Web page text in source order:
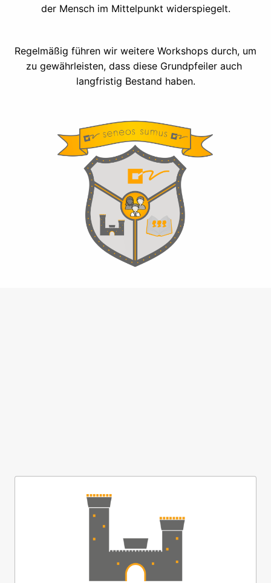
der Mensch im Mittelpunkt widerspiegelt.
Regelmäßig führen wir weitere Workshops durch, um
zu gewährleisten, dass diese Grundpfeiler auch
langfristig Bestand haben.